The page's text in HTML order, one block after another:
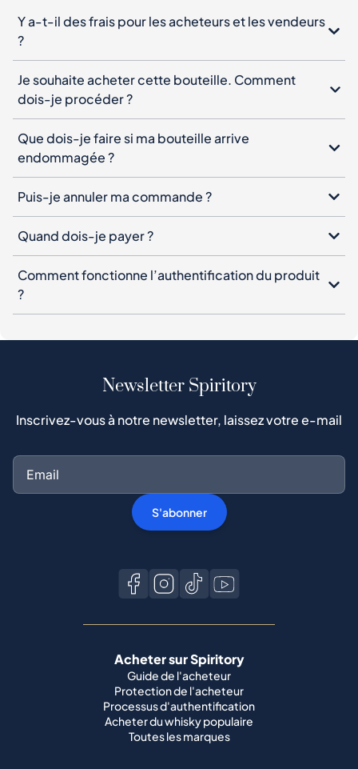
Y a-t-il des frais pour les acheteurs et les vendeurs
?
Je souhaite acheter cette bouteille. Comment
dois-je procéder ?
Que dois-je faire si ma bouteille arrive
endommagée ?
Puis-je annuler ma commande ?
Quand dois-je payer ?
Comment fonctionne l’authentification du produit
?
Newsletter Spiritory
Inscrivez-vous à notre newsletter, laissez votre e-mail
S'abonner
Acheter sur Spiritory
Guide de l'acheteur
Protection de l'acheteur
Processus d'authentification
Acheter du whisky populaire
Toutes les marques